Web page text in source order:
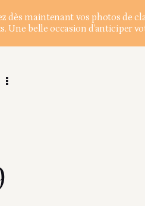
dès maintenant vos photos de
Une belle occasion d’anticiper